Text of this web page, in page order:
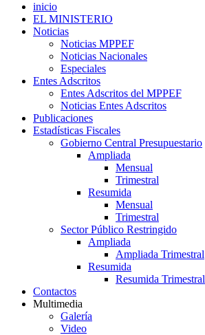
inicio
EL MINISTERIO
Noticias
Noticias MPPEF
Noticias Nacionales
Especiales
Entes Adscritos
Entes Adscritos del MPPEF
Noticias Entes Adscritos
Publicaciones
Estadísticas Fiscales
Gobierno Central Presupuestario
Ampliada
Mensual
Trimestral
Resumida
Mensual
Trimestral
Sector Público Restringido
Ampliada
Ampliada Trimestral
Resumida
Resumida Trimestral
Contactos
Multimedia
Galería
Video